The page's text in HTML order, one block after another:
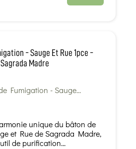
- Sauge Et Rue 1pce -
Sagrada Madre
unique du bâton de
et Rue de Sagrada Madre,
de purification...